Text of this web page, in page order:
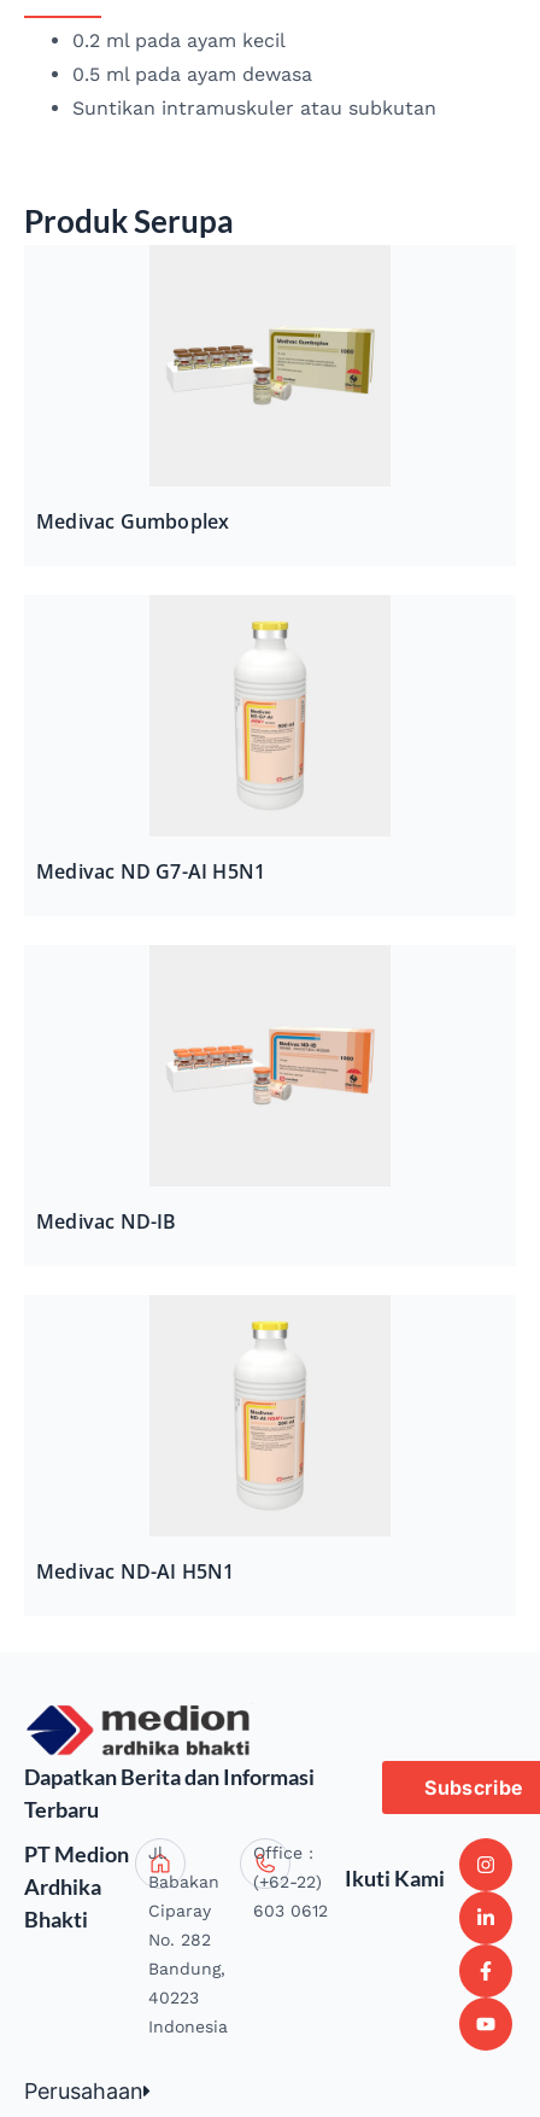
0.2 ml pada ayam kecil
0.5 ml pada ayam dewasa
Suntikan intramuskuler atau subkutan
Produk Serupa
Medivac Gumboplex
Medivac ND G7-AI H5N1
Medivac ND-IB
Medivac ND-AI H5N1
Dapatkan Berita dan Informasi
Terbaru
Subscribe
PT Medion
Ardhika
Bhakti
Jl.
Babakan
Ciparay
No. 282
Bandung,
40223
Indonesia
Office :
(+62-22)
603 0612
Ikuti Kami
Perusahaan